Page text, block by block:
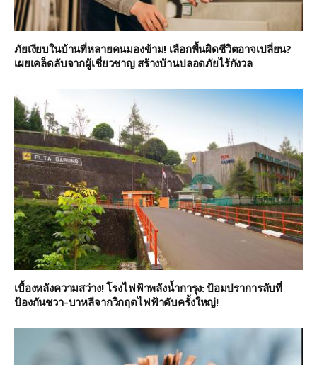
ภัยเงียบในบ้านที่หลายคนมองข้าม! เลือกพื้นผิดชีวิตอาจเปลี่ยน?
เผยเคล็ดลับจากผู้เชี่ยวชาญ สร้างบ้านปลอดภัยไร้กังวล
เบื้องหลังความสว่าง! โรงไฟฟ้าพลังน้ำการุง: ป้อมปราการลับที่
ป้องกันชวา-บาหลีจากวิกฤตไฟฟ้าดับครั้งใหญ่!